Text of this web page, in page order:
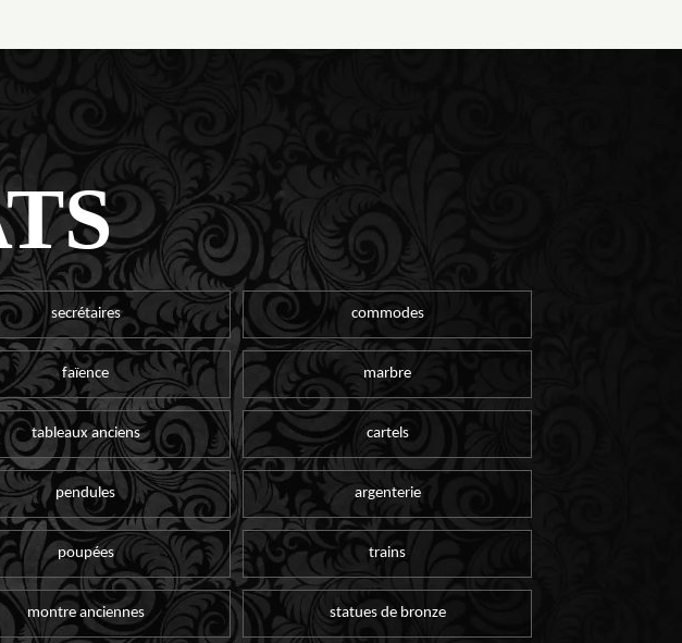
secrétaires commodes
faïence marbre
tableaux anciens cartels
pendules argenterie
poupées trains
montre anciennes statues de bronze